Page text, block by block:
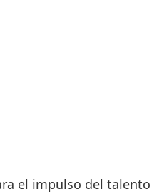
el impulso del talento